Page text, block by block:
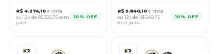
R$ 4.274,10 à vista
ou 12x de R$395,75sem
juros
10% OFF
R$ 5.840,10 à vista
ou 12x de R$540,75
sem juros
10% OFF